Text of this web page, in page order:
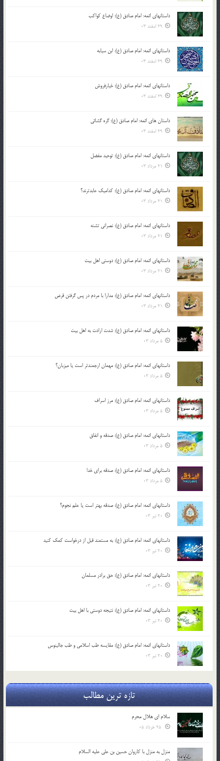
داستانهای ائمه: امام صادق (ع): اوضاع کواکب
29 اسفند 03
داستانهای ائمه: امام صادق (ع): ابن سیابه
29 اسفند 03
داستانهای ائمه: امام صادق (ع): خیارفروش
29 اسفند 03
داستان های ائمه: امام صادق (ع): گره گشائی
29 اسفند 03
داستانهای ائمه: امام صادق (ع): توحید مفضل
21 مرداد 03
داستانهای ائمه: امام صادق (ع): کدامیک عابدترند؟
21 مرداد 03
داستانهای ائمه: امام صادق (ع): نصرانی تشنه
21 مرداد 03
داستانهای ائمه: امام صادق (ع): دوستی اهل بیت
21 مرداد 03
داستانهای ائمه: امام صادق (ع): مدارا با مردم در پس گرفتن قرض
21 مرداد 03
داستانهای ائمه: امام صادق (ع): شدت ارادت به اهل بیت
5 مرداد 03
داستانهای ائمه: امام صادق (ع): مهمان ارجمندتر است یا میزبان؟
5 مرداد 03
داستانهای ائمه: امام صادق (ع): مرز اسراف
5 مرداد 03
داستانهای ائمه: امام صادق (ع): صدقه و انفاق
5 مرداد 03
داستانهای ائمه: امام صادق (ع): صدقه برای خدا
5 مرداد 03
داستانهای ائمه: امام صادق (ع): صدقه بهتر است یا علم نجوم؟
20 تیر 03
داستانهای ائمه: امام صادق (ع): به مستمند قبل از درخواست کمک کنید
20 تیر 03
داستانهای ائمه: امام صادق (ع): حق برادر مسلمان
20 تیر 03
داستانهای ائمه: امام صادق (ع): نتیجه دوستی با اهل بیت
20 تیر 03
داستانهای ائمه: امام صادق (ع): مقایسه طب اسلامی و طب جالینوس
20 تیر 03
تازه ترین مطالب
سلام ای هلال محرم
منزل به منزل با کاروان حسین بن علی علیه السلام